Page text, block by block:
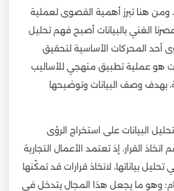
ومن هنا تبرز أهمية القصوى لعملية
الغني بالبيانات أصبح فهم تحليل
أحد المحركات الأساسية لتحقيق
هو عملية تطبيق منهجي للأساليب
بهدف وصف البيانات وتوضيحها
البيانات على استخراج الرؤى
اتخاذ القرار، إذ تعتمد الأعمال التجارية
بياناتها، لاتخاذ قرارات قد تمكّنها
وهو ما يجعل هذا المجال يتدخل في